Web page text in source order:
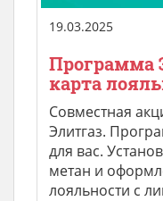
19.03.2025
Программа
карта
Совместная
Элитгаз.
для вас.
метан и
лояльности с